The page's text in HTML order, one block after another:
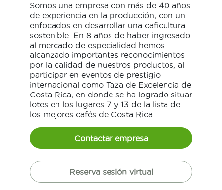
Somos una empresa con más de 40 años
de experiencia en la producción, con un
enfocados en desarrollar una caficultura
sostenible. En 8 años de haber ingresado
al mercado de especialidad hemos
alcanzado importantes reconocimientos
por la calidad de nuestros productos, al
participar en eventos de prestigio
internacional como Taza de Excelencia de
Costa Rica, en donde se ha logrado situar
lotes en los lugares 7 y 13 de la lista de
los mejores cafés de Costa Rica.
Contactar empresa
Reserva sesión virtual